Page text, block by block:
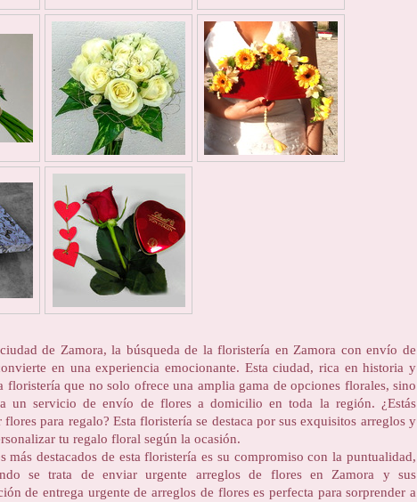
de Zamora, la búsqueda de la floristería en Zamora con envío de
en una experiencia emocionante. Esta ciudad, rica en historia y
floristería que no solo ofrece una amplia gama de opciones florales, sino
un servicio de envío de flores a domicilio en toda la región. ¿Estás
flores para regalo? Esta floristería se destaca por sus exquisitos arreglos y
tu regalo floral según la ocasión.
más destacados de esta floristería es su compromiso con la puntualidad,
se trata de enviar urgente arreglos de flores en Zamora y sus
de entrega urgente de arreglos de flores es perfecta para sorprender a